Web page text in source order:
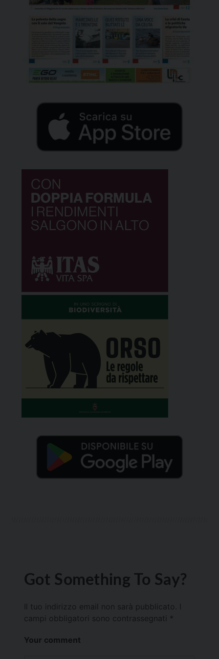
Got Something To Say?
Il tuo indirizzo email non sarà pubblicato.
campi obbligatori sono contrassegnati *
Your comment